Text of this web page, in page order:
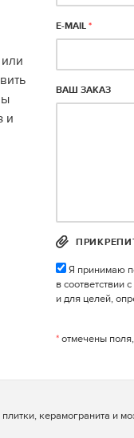
и
E-MAIL *
ВАШ ЗАКАЗ
Я принимаю
в
и для целей,
*отмечены
керамогранита и